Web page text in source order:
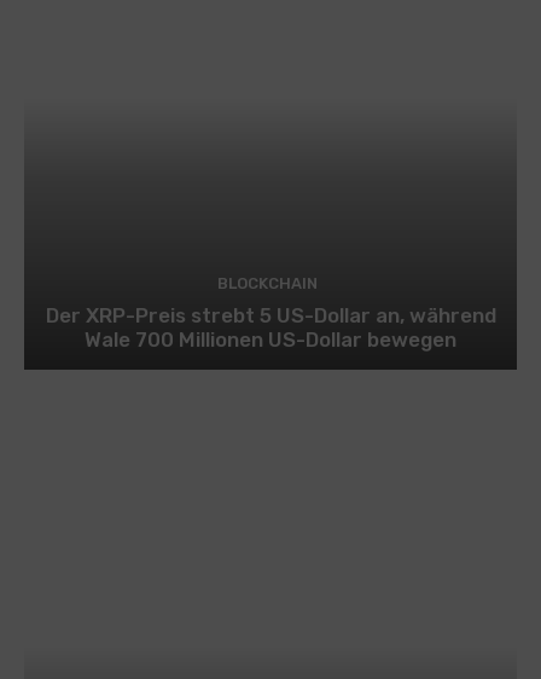
BLOCKCHAIN
Der XRP-Preis strebt 5 US-Dollar an, während
Wale 700 Millionen US-Dollar bewegen